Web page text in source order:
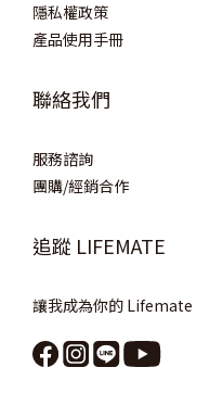
隱私權政策
產品使用手冊
聯絡我們
服務諮詢
團購/經銷合作
追蹤 LIFEMATE
讓我成為你的 Lifemate